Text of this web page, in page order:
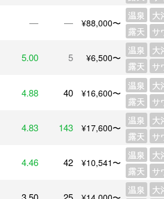
― ― ¥88,000〜
温泉
大
露天
サ
5.00 5 ¥6,500〜
温泉
大
露天
サ
4.88 40 ¥16,600〜
温泉
大
露天
サ
4.83 143 ¥17,600〜
温泉
大
露天
サ
4.46 42 ¥10,541〜
温泉
大
露天
サ
温泉
大